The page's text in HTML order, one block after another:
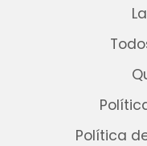
Política